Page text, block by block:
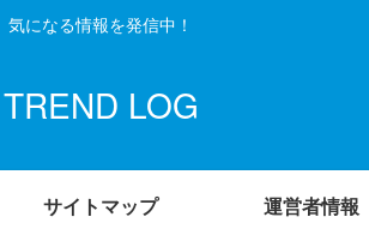
気になる情報を発信中！
TREND LOG
サイトマップ 運営者情報